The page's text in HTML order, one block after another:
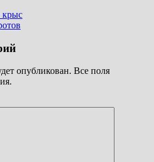
крыс
опубликован. Все поля